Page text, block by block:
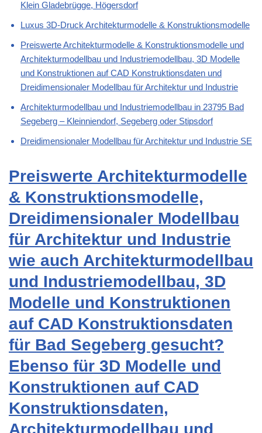
Klein Gladebrügge, Högersdorf
Luxus 3D-Druck Architekturmodelle & Konstruktionsmodelle
Preiswerte Architekturmodelle & Konstruktionsmodelle und
Architekturmodellbau und Industriemodellbau, 3D Modelle
und Konstruktionen auf CAD Konstruktionsdaten und
Dreidimensionaler Modellbau für Architektur und Industrie
Architekturmodellbau und Industriemodellbau in 23795 Bad
Segeberg – Kleinniendorf, Segeberg oder Stipsdorf
Dreidimensionaler Modellbau für Architektur und Industrie SE
Preiswerte Architekturmodelle
& Konstruktionsmodelle,
Dreidimensionaler Modellbau
für Architektur und Industrie
wie auch Architekturmodellbau
und Industriemodellbau, 3D
Modelle und Konstruktionen
auf CAD Konstruktionsdaten
für Bad Segeberg gesucht?
Ebenso für 3D Modelle und
Konstruktionen auf CAD
Konstruktionsdaten,
Architekturmodellbau und